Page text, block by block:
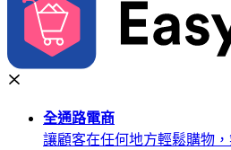
全通路電商
讓顧客在任何地方輕鬆購物